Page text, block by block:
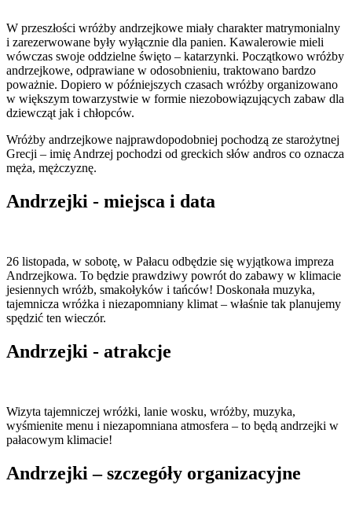
W przeszłości wróżby andrzejkowe miały charakter matrymonialny
i zarezerwowane były wyłącznie dla panien. Kawalerowie mieli
wówczas swoje oddzielne święto – katarzynki. Początkowo wróżby
andrzejkowe, odprawiane w odosobnieniu, traktowano bardzo
poważnie. Dopiero w późniejszych czasach wróżby organizowano
w większym towarzystwie w formie niezobowiązujących zabaw dla
dziewcząt jak i chłopców.
Wróżby andrzejkowe najprawdopodobniej pochodzą ze starożytnej
Grecji – imię Andrzej pochodzi od greckich słów andros co oznacza
męża, mężczyznę.
Andrzejki - miejsca i data
26 listopada, w sobotę, w Pałacu odbędzie się wyjątkowa impreza
Andrzejkowa. To będzie prawdziwy powrót do zabawy w klimacie
jesiennych wróżb, smakołyków i tańców! Doskonała muzyka,
tajemnicza wróżka i niezapomniany klimat – właśnie tak planujemy
spędzić ten wieczór.
Andrzejki - atrakcje
Wizyta tajemniczej wróżki, lanie wosku, wróżby, muzyka,
wyśmienite menu i niezapomniana atmosfera – to będą andrzejki w
pałacowym klimacie!
Andrzejki – szczegóły organizacyjne